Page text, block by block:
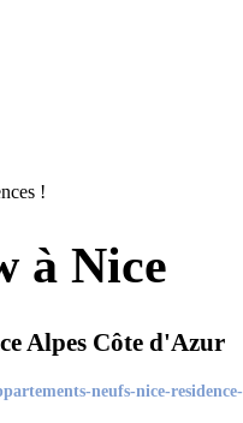
!
à Nice
Alpes Côte d'Azur
neufs-nice-residence-